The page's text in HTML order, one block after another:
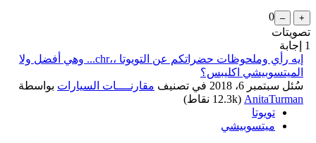
0
تصويتات
1 إجابة
إيه رأي وملحوظات حضراتكم عن التويوتا ،،chr... وهي أفضل ولا
الميتسوبيشي اكليبس؟
سُئل سبتمبر 6، 2018 في تصنيف مقارنــــات السيارات بواسطة
AnitaTurman
(
12.3k نقاط)
تويوتا
ميتسوبيشي